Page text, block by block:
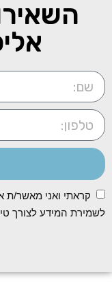
קראתי ואני מאשר/ת
לשמירת המידע לצורך